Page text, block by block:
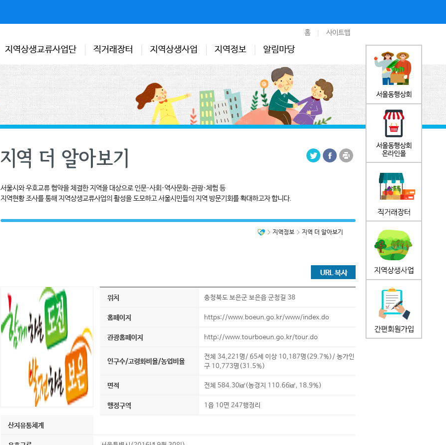
홈 사이트맵
지역상생교류사업단 직거래장터 지역상생사업 지역정보 알림마당
서울시와 우호교류 협약을 체결한 지역을 대상으로 인문·사회·역사문화·관광·체험 등
지역현황 조사를 통해 지역상생교류사업의 활성을 도모하고 서울시민들의 지역 방문기회를 확대하고자 합니다.
지역정보 지역 더 알아보기
위치 충청북도 보은군 보은읍 군청길 38
홈페이지 https://www.boeun.go.kr/www/index.do
관광홈페이지 http://www.tourboeun.go.kr/tour.do
인구수/고령화비율/농업비율
전체 34,221명/ 65세 이상 10,187명(29.7%)/ 농가인
구 10,773명(31.5%)
면적 전체 584.30㎢(농경지 110.66㎢, 18.9%)
행정구역 1읍 10면 247행정리
산지유통체계